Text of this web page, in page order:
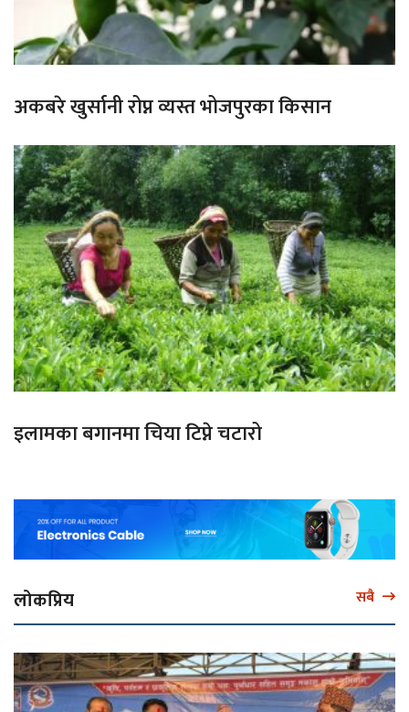
अकबरे खुर्सानी रोप्न व्यस्त भोजपुरका किसान
इलामका बगानमा चिया टिप्ने चटारो
लोकप्रिय सबै